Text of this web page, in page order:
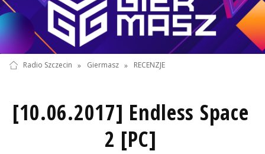
Radio Szczecin » Giermasz » RECENZJE
[10.06.2017] Endless Space
2 [PC]